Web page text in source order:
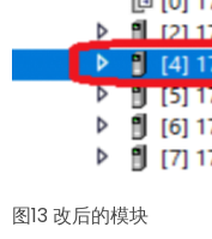
图13 改后的模块